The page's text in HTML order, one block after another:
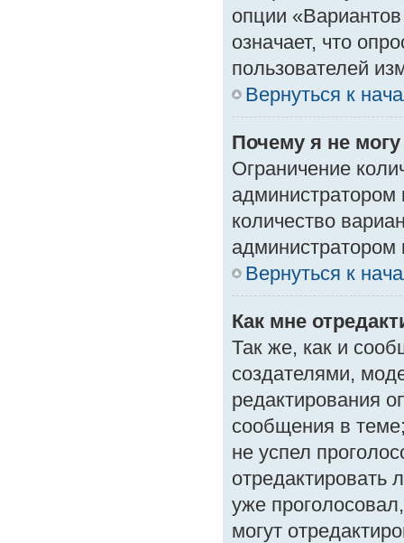
опции
означает, что
пользователей
Вернуться к
Почему я не
Ограничение
количество
Вернуться к
Как мне
Так же, как и
создателями,
редактирования
сообщения в
не успел
отредактировать
уже
могут